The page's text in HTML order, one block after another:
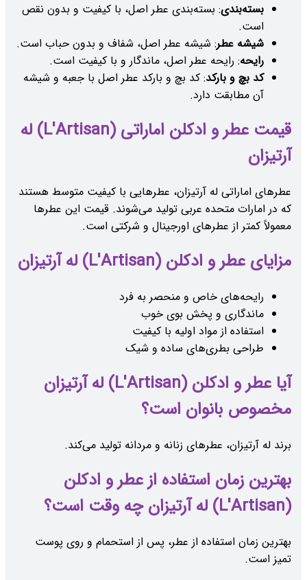
بسته‌بندی: بسته‌بندی عطر اصل، با کیفیت و بدون نقص
است.
شیشه عطر: شیشه عطر اصل، شفاف و بدون حباب است.
رایحه: رایحه عطر اصل، ماندگار و با کیفیت است.
کد بچ و بارکد: کد بچ و بارکد عطر اصل با جعبه و شیشه
آن مطابقت دارد.
قیمت عطر و ادکلن اماراتی (L'Artisan) له
آرتیزان
عطرهای اماراتی له آرتیزان، عطرهایی با کیفیت متوسط هستند
که در امارات متحده عربی تولید می‌شوند. قیمت این عطرها
معمولاً کمتر از عطرهای اورجینال و شرکتی است.
مزایای عطر و ادکلن (L'Artisan) له آرتیزان
رایحه‌های خاص و منحصر به فرد
ماندگاری و پخش بوی خوب
استفاده از مواد اولیه با کیفیت
طراحی بطری‌های ساده و شیک
آیا عطر و ادکلن (L'Artisan) له آرتیزان
مخصوص بانوان است؟
برند له آرتیزان، عطرهای زنانه و مردانه تولید می‌کند.
بهترین زمان استفاده از عطر و ادکلن
(L'Artisan) له آرتیزان چه وقت است؟
بهترین زمان استفاده از عطر، پس از استحمام و روی پوست
تمیز است.